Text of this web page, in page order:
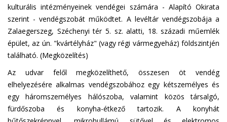
kulturális intézményeinek vendégei számára - Alapító Okirata
szerint - vendégszobát működtet. A levéltár vendégszobája a
Zalaegerszeg, Széchenyi tér 5. sz. alatti, 18. századi műemlék
épület, az ún. "kvártélyház" (vagy régi vármegyeház) földszintjén
található. (Megközelítés)
Az udvar felől megközelíthető, összesen öt vendég
elhelyezésére alkalmas vendégszobához egy kétszemélyes és
egy háromszemélyes hálószoba, valamint közös társalgó,
fürdőszoba és konyha-étkező tartozik. A konyhát